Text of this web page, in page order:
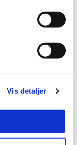
Vis detaljer
2035
Socialistisk